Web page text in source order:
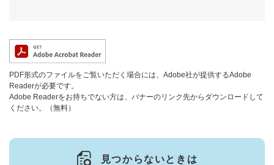
PDF形式のファイルをご覧いただく場合には、Adobe社が提供するAdobe
Readerが必要です。
Adobe Readerをお持ちでない方は、バナーのリンク先からダウンロードして
ください。（無料）
見つからないときは